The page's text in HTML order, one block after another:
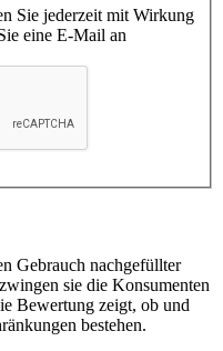
Sie jederzeit mit Wirkung
eine E-Mail an
Gebrauch nachgefüllter
sie die Konsumenten
Bewertung zeigt, ob und
bestehen.